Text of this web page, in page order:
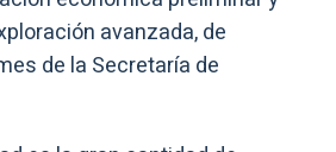
avanzada, de
de la Secretaría de